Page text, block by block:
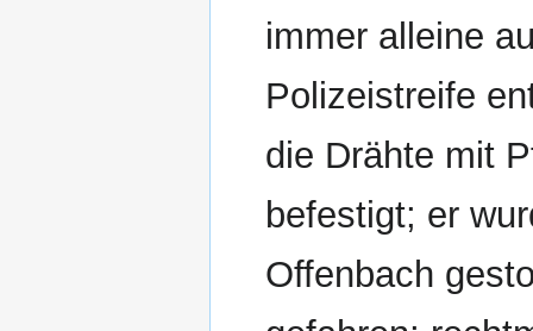
immer alleine
Polizeistreife
die Drähte mit
befestigt; er
Offenbach